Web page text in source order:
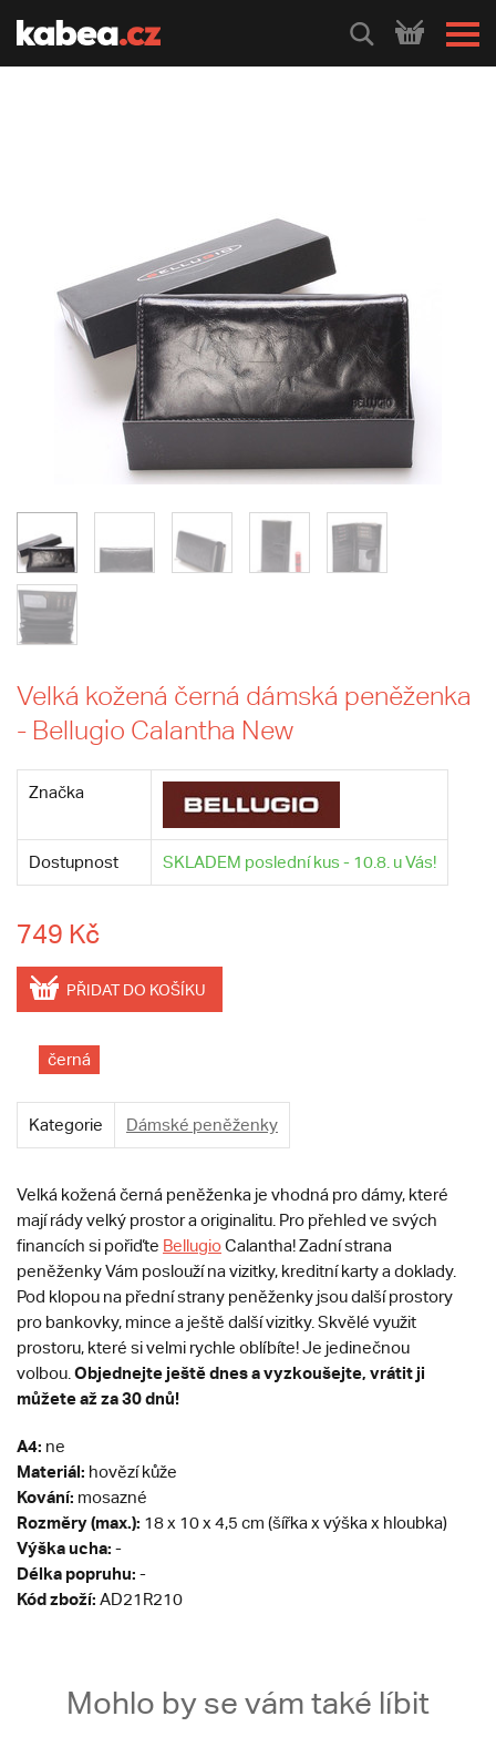
HLEDEJ
Velká kožená černá dámská peněženka
- Bellugio Calantha New
Značka
Dostupnost SKLADEM poslední kus - 10.8. u Vás!
749 Kč
PŘIDAT DO KOŠÍKU
černá
Kategorie Dámské peněženky
Velká kožená černá peněženka je vhodná pro dámy, které
mají rády velký prostor a originalitu. Pro přehled ve svých
financích si pořiďte BellugioCalantha! Zadní strana
peněženky Vám poslouží na vizitky, kreditní karty a doklady.
Pod klopou na přední strany peněženky jsou další prostory
pro bankovky, mince a ještě další vizitky. Skvělé využit
prostoru, které si velmi rychle oblíbíte! Je jedinečnou
volbou. Objednejte ještě dnes a vyzkoušejte, vrátit ji
můžete až za 30 dnů!
A4: ne
Materiál: hovězí kůže
Kování: mosazné
Rozměry (max.): 18 x 10 x 4,5 cm (šířka x výška x hloubka)
Výška ucha: -
Délka popruhu: -
Kód zboží: AD21R210
Mohlo by se vám také líbit